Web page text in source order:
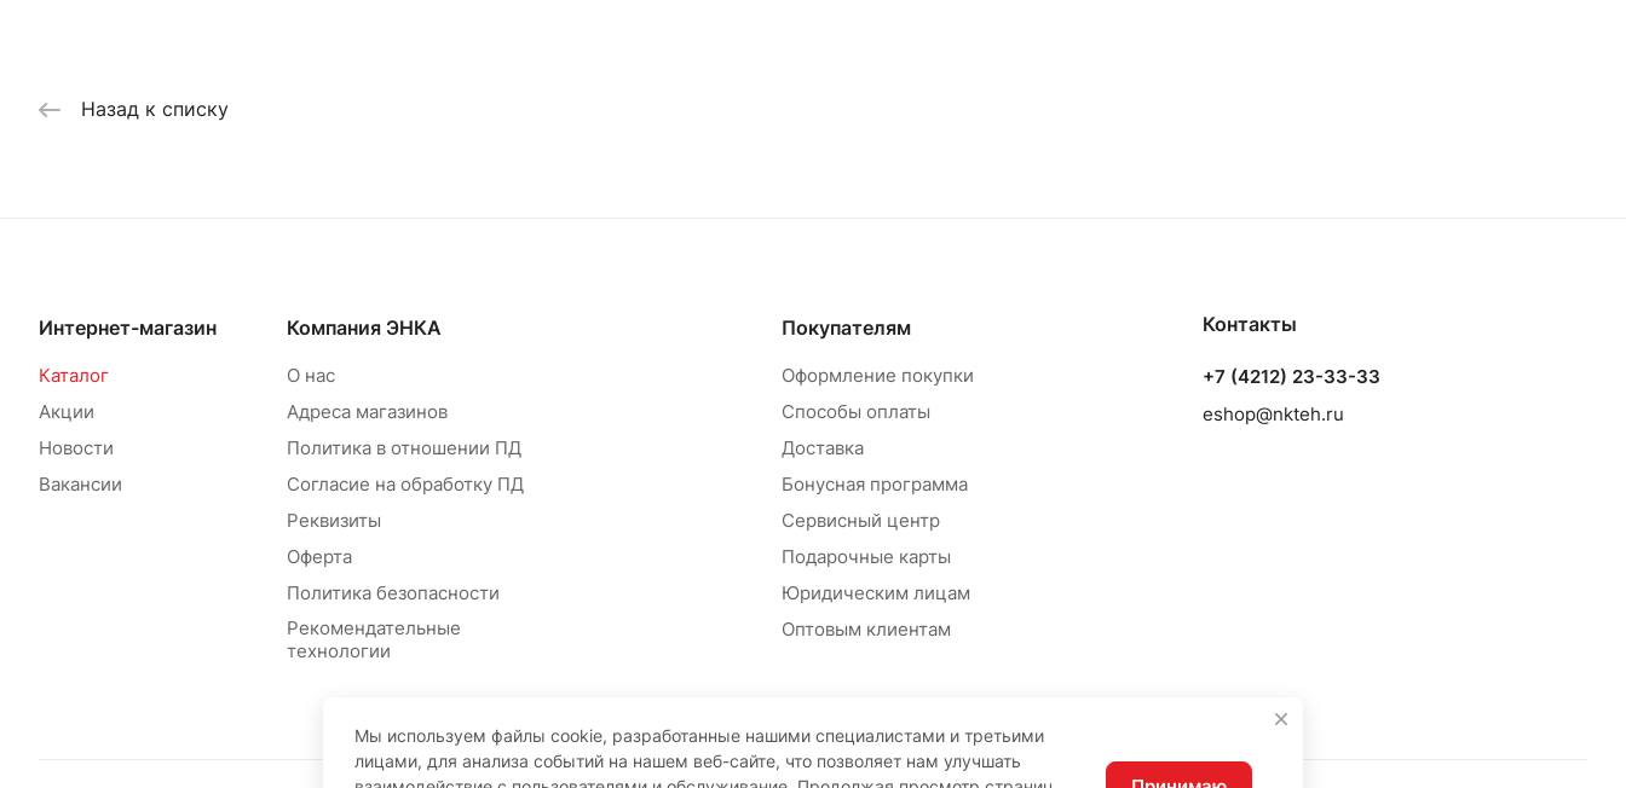
Назад к списку
Интернет-магазин
Каталог
Акции
Новости
Вакансии
Компания ЭНКА
О нас
Адреса магазинов
Политика в отношении ПД
Согласие на обработку ПД
Реквизиты
Оферта
Политика безопасности
Рекомендательные
технологии
Покупателям
Оформление покупки
Способы оплаты
Доставка
Бонусная программа
Сервисный центр
Подарочные карты
Юридическим лицам
Оптовым клиентам
Контакты
+7 (4212) 23-33-33
eshop@nkteh.ru
Мы используем файлы cookie, разработанные нашими специалистами и третьими
лицами, для анализа событий на нашем веб-сайте, что позволяет нам улучшать